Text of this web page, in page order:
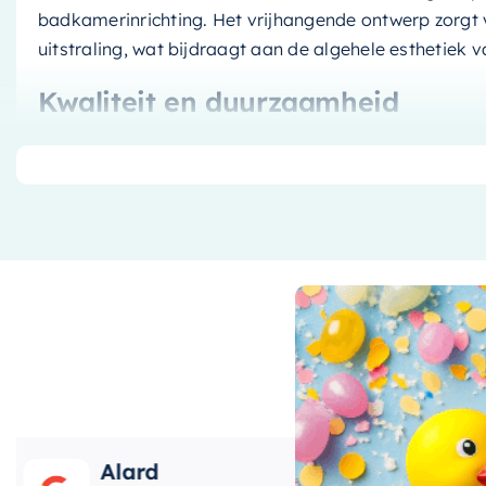
badkamerinrichting. Het vrijhangende ontwerp
uitstraling, wat bijdraagt aan de algehele esthetiek
Kwaliteit en duurzaamheid
60 cm x 40 cm, biedt
toiletartikelen. Het is de perfecte mix van stijl en
routine comfortabel en gemakkelijk te maken. Het
gemakkelijk om te bestellen of meer informatie op
Alard Roos